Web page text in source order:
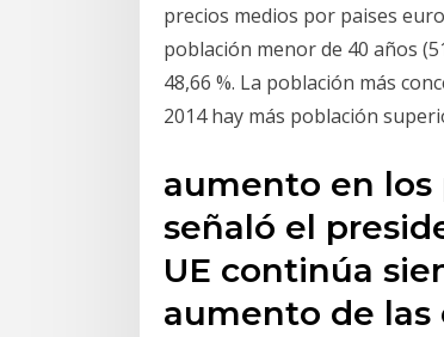
precios medios por paises
población menor de 40 años
48,66 %. La población más
2014 hay más población
aumento en los
señaló el
UE continúa
aumento de las